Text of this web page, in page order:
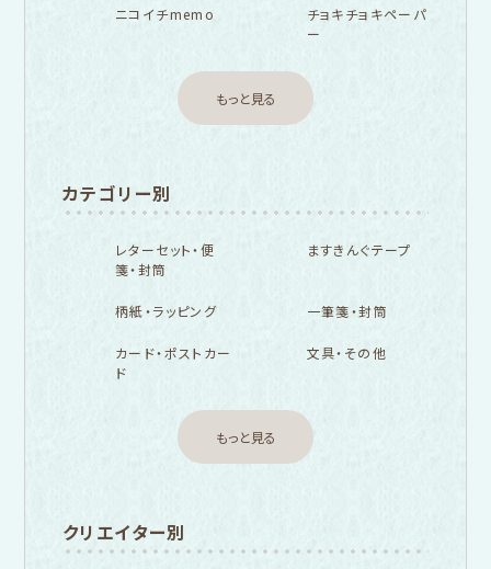
ニコイチmemo
チョキチョキペーパ
ー
もっと見る
カテゴリー別
レターセット・便
箋・封筒
ますきんぐテープ
柄紙・ラッピング 一筆箋・封筒
カード・ポストカー
ド
文具・その他
もっと見る
クリエイター別